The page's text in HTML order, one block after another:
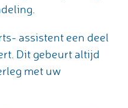
assistent een deel
Dit gebeurt altijd
met uw